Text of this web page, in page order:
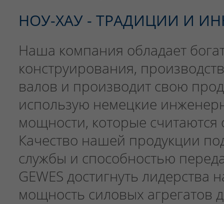
НОУ-ХАУ - ТРАДИЦИИ И
Наша компания обладает
конструирования,
валов и производит свою
использую немецкие
мощности, которые
Качество нашей продукции
службы и способностью
GEWES достигнуть
мощность силовых агрегатов